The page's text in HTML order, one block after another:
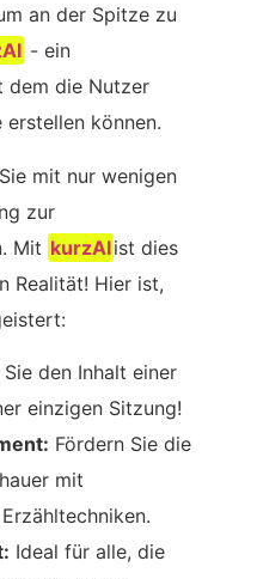
an der Spitze zu
- ein
dem die Nutzer
erstellen können.
mit nur wenigen
zur
Mit kurzAIist dies
Realität! Hier ist,
den Inhalt einer
einzigen Sitzung!
Fördern Sie die
mit
Ideal für alle, die